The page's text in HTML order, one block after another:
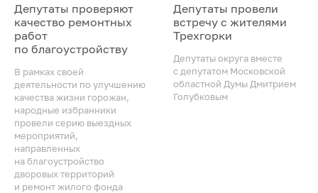
Депутаты проверяют
качество ремонтных
работ
по благоустройству
В рамках своей
деятельности по улучшению
качества жизни горожан,
народные избранники
провели серию выездных
мероприятий,
направленных
на благоустройство
дворовых территорий
и ремонт жилого фонда
Депутаты провели
встречу с жителями
Трехгорки
Депутаты округа вместе
с депутатом Московской
областной Думы Дмитрием
Голубковым